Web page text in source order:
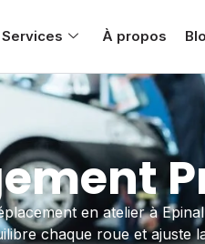
Services À propos
en atelier à
chaque roue et